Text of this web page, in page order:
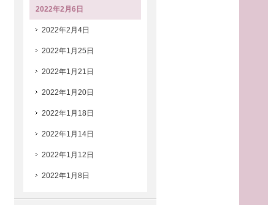
2022年2月6日
2022年2月4日
2022年1月25日
2022年1月21日
2022年1月20日
2022年1月18日
2022年1月14日
2022年1月12日
2022年1月8日